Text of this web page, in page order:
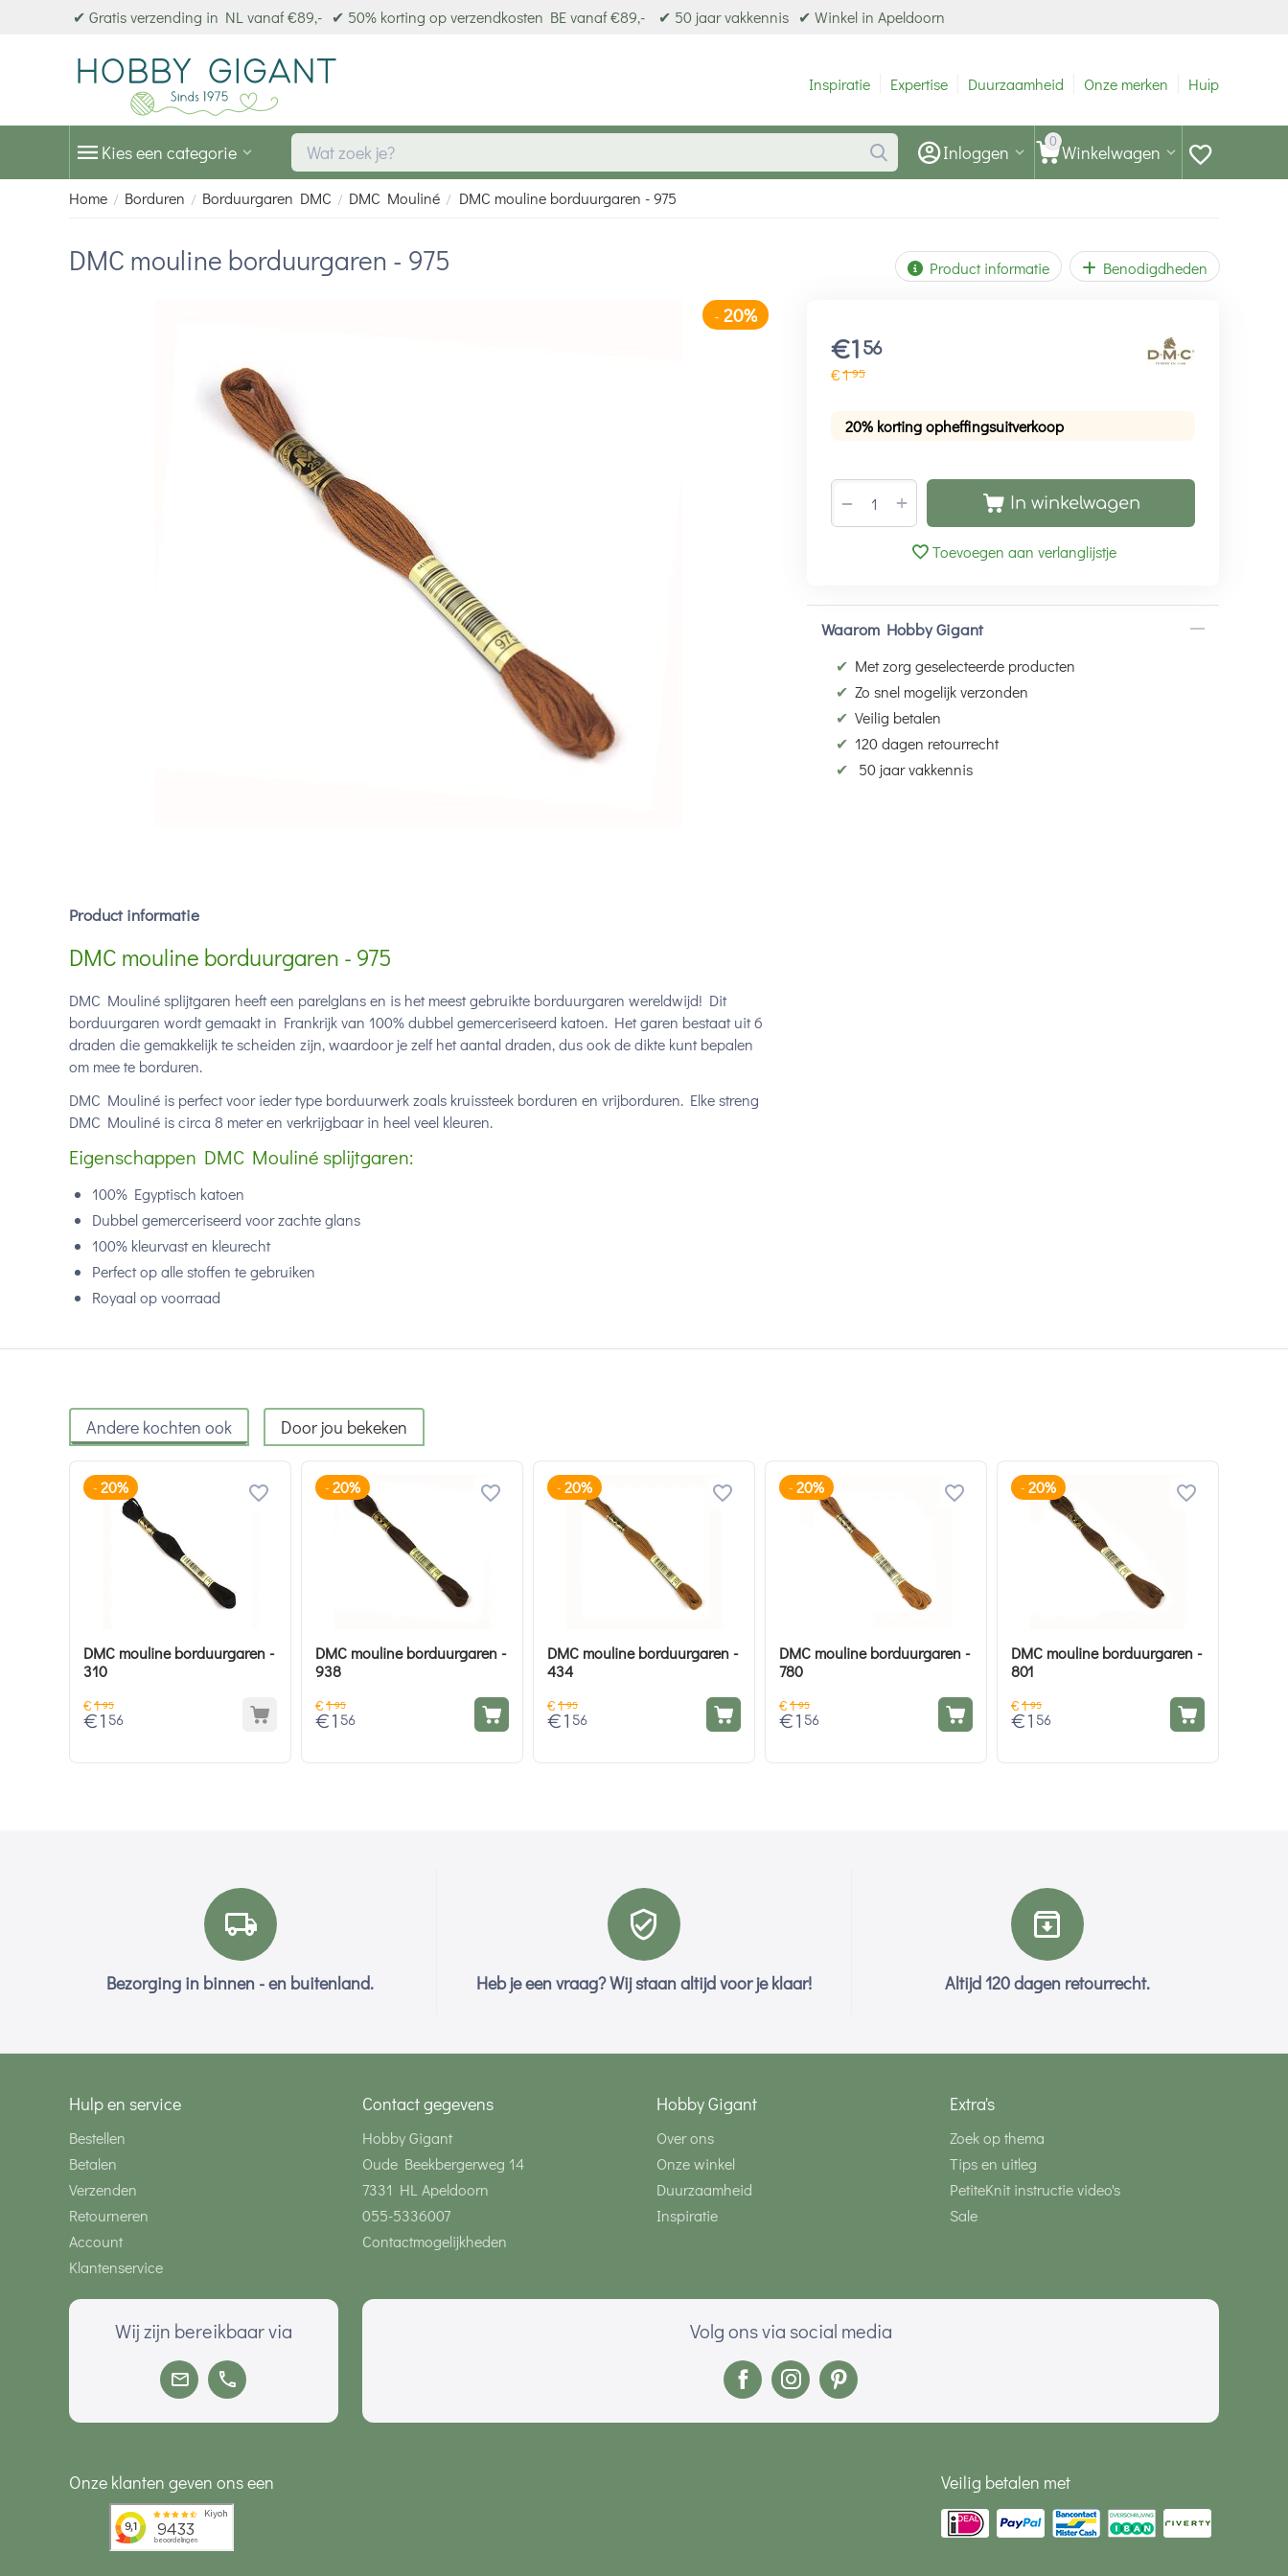
✔ Gratis verzending in NL vanaf €89,- ✔ 50% korting op verzendkosten BE vanaf €89,- ✔ 50 jaar vakkennis ✔ Winkel in Apeldoorn
Inspiratie Expertise Duurzaamheid Onze merken Hulp
Kies een categorie 0 Winkelwagen
Inloggen
Home / Borduren / Borduurgaren DMC / DMC Mouliné / DMC mouline borduurgaren - 975
DMC mouline borduurgaren - 975 Product informatie Benodigdheden
€1 56
€195
20% korting opheffingsuitverkoop
+
− In winkelwagen
Toevoegen aan verlanglijstje
Waarom Hobby Gigant
✔ Met zorg geselecteerde producten
✔ Zo snel mogelijk verzonden
✔ Veilig betalen
✔ 120 dagen retourrecht
✔
50 jaar vakkennis
Product informatie
DMC mouline borduurgaren - 975
DMC Mouliné splijtgaren heeft een parelglans en is het meest gebruikte borduurgaren wereldwijd! Dit
borduurgaren wordt gemaakt in Frankrijk van 100% dubbel gemerceriseerd katoen. Het garen bestaat uit 6
draden die gemakkelijk te scheiden zijn, waardoor je zelf het aantal draden, dus ook de dikte kunt bepalen
om mee te borduren.
DMC Mouliné is perfect voor ieder type borduurwerk zoals kruissteek borduren en vrijborduren. Elke streng
DMC Mouliné is circa 8 meter en verkrijgbaar in heel veel kleuren.
Eigenschappen DMC Mouliné splijtgaren:
100% Egyptisch katoen
Dubbel gemerceriseerd voor zachte glans
100% kleurvast en kleurecht
Perfect op alle stoffen te gebruiken
Royaal op voorraad
Andere kochten ook Door jou bekeken
- 20%
DMC mouline borduurgaren -
310
€1 95
€1 56
- 20%
DMC mouline borduurgaren -
938
€1 95
€1 56
- 20%
DMC mouline borduurgaren -
434
€1 95
€1 56
- 20%
DMC mouline borduurgaren -
780
€1 95
€1 56
- 20%
DMC mouline borduurgaren -
801
€1 95
€1 56
Bezorging in binnen - en buitenland. Heb je een vraag? Wij staan altijd voor je klaar! Altijd 120 dagen retourrecht.
Hulp en service
Bestellen
Betalen
Verzenden
Retourneren
Account
Klantenservice
Contact gegevens
Hobby Gigant
Oude Beekbergerweg 14
7331 HL Apeldoorn
055-5336007
Contactmogelijkheden
Hobby Gigant
Over ons
Onze winkel
Duurzaamheid
Inspiratie
Extra's
Zoek op thema
Tips en uitleg
PetiteKnit instructie video's
Sale
Wij zijn bereikbaar via Volg ons via social media
Onze klanten geven ons een Veilig betalen met